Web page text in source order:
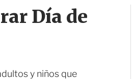
Día de
y niños que